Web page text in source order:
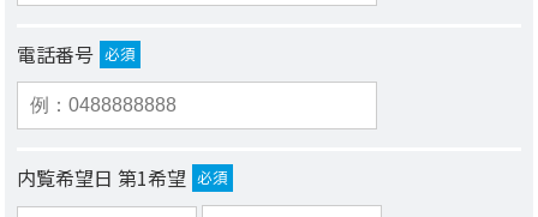
電話番号 必須
内覧希望日 第1希望 必須